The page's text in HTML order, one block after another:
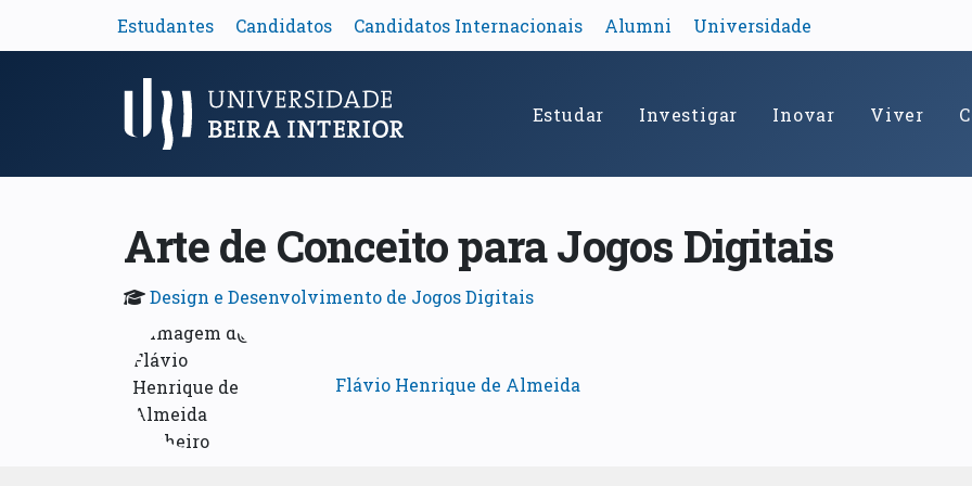
Estudantes Candidatos Candidatos Internacionais Alumni Universidade
Menu Principal Estudar Investigar Inovar Viver
Arte de Conceito para Jogos Digitais
Design e Desenvolvimento de Jogos Digitais
Flávio Henrique de Almeida